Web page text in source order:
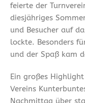
feierte der
diesjähriges
und Besucher auf
lockte. Besonders
und der Spaß kam
Ein großes
Vereins
Nachmittag über